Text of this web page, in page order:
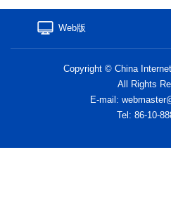
Web版
Copyright © China
All Rights
E-mail:
Tel: 86-10-